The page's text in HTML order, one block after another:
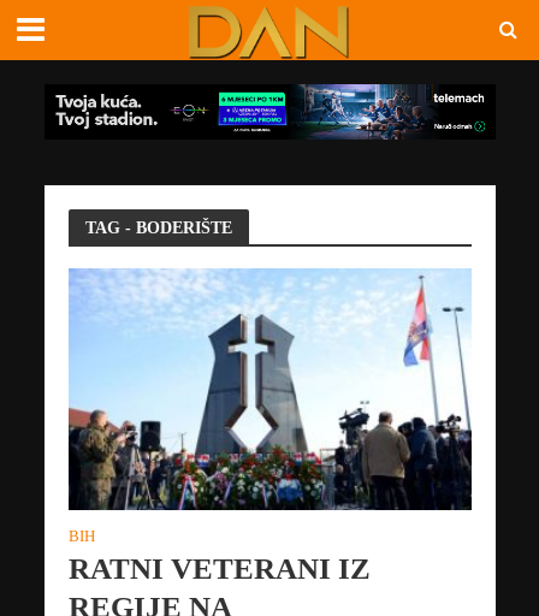
TAG - BODERIŠTE
BIH
RATNI VETERANI IZ
REGIJE NA